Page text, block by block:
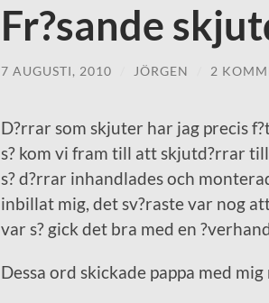
Fr?sande
7 AUGUSTI, 2010 JÖRGEN 2
D?rrar som skjuter har jag precis
s? kom vi fram till att skjutd?rrar
s? d?rrar inhandlades och
inbillat mig, det sv?raste var nog
var s? gick det bra med en
Dessa ord skickade pappa med